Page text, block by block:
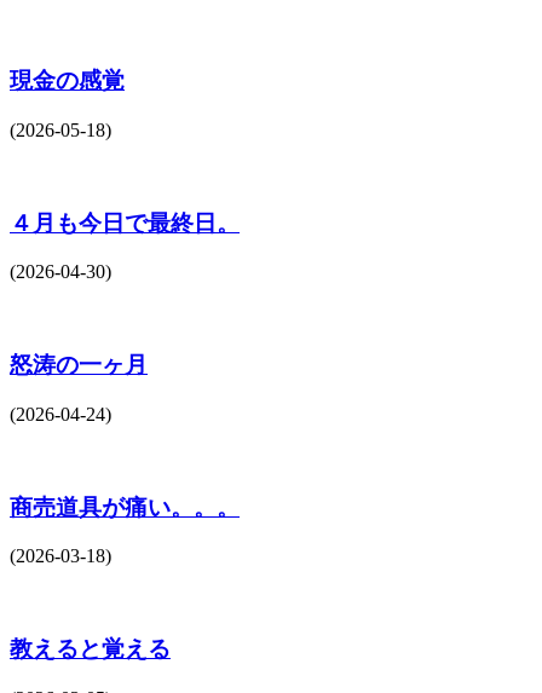
現金の感覚
(2026-05-18)
４月も今日で最終日。
(2026-04-30)
怒涛の一ヶ月
(2026-04-24)
商売道具が痛い。。。
(2026-03-18)
教えると覚える